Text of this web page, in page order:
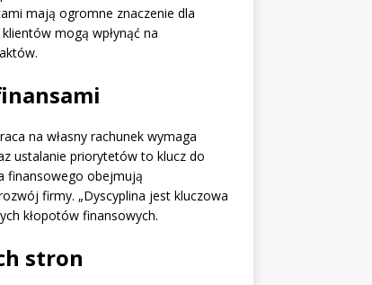
mają ogromne znaczenie dla
mogą wpłynąć na
na własny rachunek wymaga
ustalanie priorytetów to klucz do
finansowego obejmują
firmy. „Dyscyplina jest kluczowa
kłopotów finansowych.
stron